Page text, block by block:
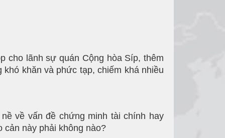
cho lãnh sự quán Cộng hòa Síp, thêm
khăn và phức tạp, chiếm khá nhiều
về vấn đề chứng minh tài chính hay
cản này phải không nào?